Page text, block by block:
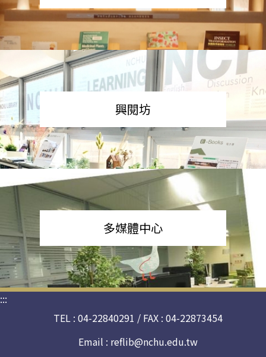
興閱坊
多媒體中心
:::
TEL : 04-22840291 / FAX : 04-22873454
Email : reflib@nchu.edu.tw